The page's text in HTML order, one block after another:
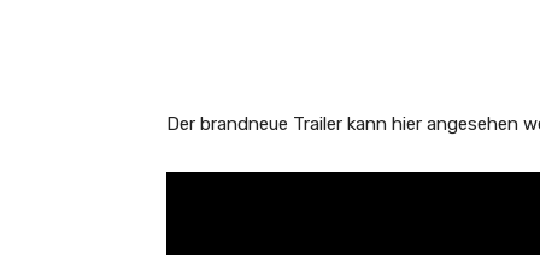
Der brandneue Trailer kann hier angesehen